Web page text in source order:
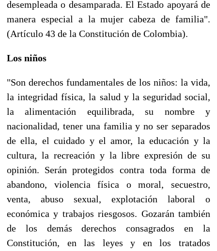
desempleada o desamparada. El Estado apoyará de
manera especial a la mujer cabeza de familia".
(Artículo 43 de la Constitución de Colombia).
Los niños
"Son derechos fundamentales de los niños: la vida,
la integridad física, la salud y la seguridad social,
la alimentación equilibrada, su nombre y
nacionalidad, tener una familia y no ser separados
de ella, el cuidado y el amor, la educación y la
cultura, la recreación y la libre expresión de su
opinión. Serán protegidos contra toda forma de
abandono, violencia física o moral, secuestro,
venta, abuso sexual, explotación laboral o
económica y trabajos riesgosos. Gozarán también
de los demás derechos consagrados en la
Constitución, en las leyes y en los tratados